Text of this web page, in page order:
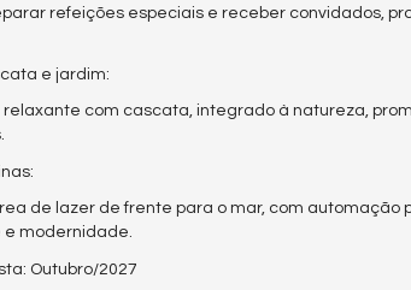
refeições especiais e receber convidados,
e jardim:
com cascata, integrado à natureza,
de lazer de frente para o mar, com
e modernidade.
Outubro/2027